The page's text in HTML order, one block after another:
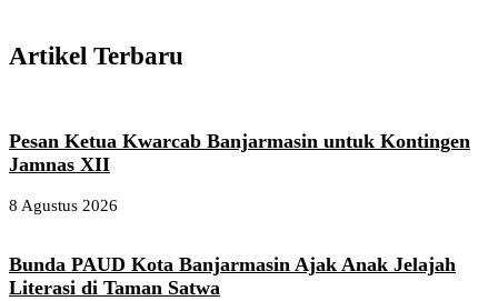
Artikel Terbaru
Pesan Ketua Kwarcab Banjarmasin untuk Kontingen
Jamnas XII
8 Agustus 2026
Bunda PAUD Kota Banjarmasin Ajak Anak Jelajah
Literasi di Taman Satwa